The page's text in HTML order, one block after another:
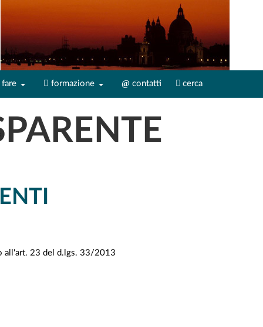
fare formazione contatti cerca
all'art. 23 del d.lgs. 33/2013